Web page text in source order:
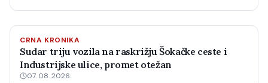
CRNA KRONIKA
Sudar triju vozila na raskrižju Šokačke ceste i
Industrijske ulice, promet otežan
07. 08. 2026.